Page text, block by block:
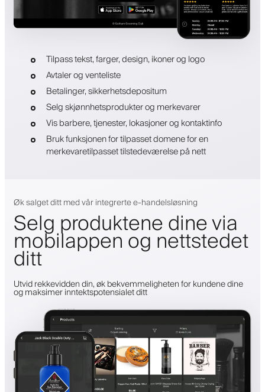
Tilpass tekst, farger, design, ikoner og logo
Avtaler og venteliste
Betalinger, sikkerhetsdepositum
Selg skjønnhetsprodukter og merkevarer
Vis barbere, tjenester, lokasjoner og kontaktinfo
Bruk funksjonen for tilpasset domene for en
merkevaretilpasset tilstedeværelse på nett
Øk salget ditt med vår integrerte e-handelsløsning
Selg produktene dine via
mobilappen og nettstedet
ditt
Utvid rekkevidden din, øk bekvemmeligheten for kundene dine
og maksimer inntektspotensialet ditt